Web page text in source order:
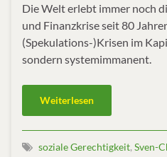
Die Welt erlebt immer noch
und Finanzkrise seit 80
(Spekulations-)Krisen im
sondern systemimmanent.
Weiterlesen
soziale Gerechtigkeit, Sven-